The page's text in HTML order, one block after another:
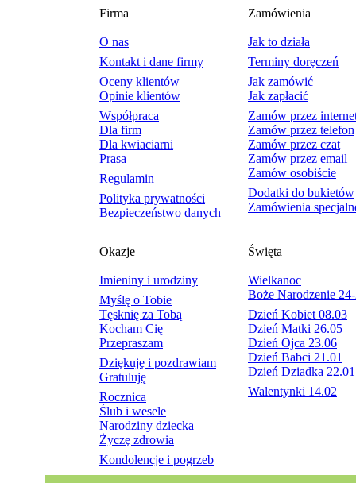
Firma
O nas
Kontakt i dane firmy
Oceny klientów
Opinie klientów
Współpraca
Dla firm
Dla kwiaciarni
Prasa
Regulamin
Polityka prywatności
Bezpieczeństwo danych
Zamówienia
Jak to działa
Terminy doręczeń
Jak zamówić
Jak zapłacić
Zamów przez
Zamów przez telefon
Zamów przez czat
Zamów przez email
Zamów osobiście
Dodatki do bukietów
Zamówienia
Okazje
Imieniny i urodziny
Myślę o Tobie
Tęsknię za Tobą
Kocham Cię
Przepraszam
Dziękuję i pozdrawiam
Gratuluję
Rocznica
Ślub i wesele
Narodziny dziecka
Życzę zdrowia
Kondolencje i pogrzeb
Święta
Wielkanoc
Boże Narodzenie
Dzień Kobiet 08.03
Dzień Matki 26.05
Dzień Ojca 23.06
Dzień Babci 21.01
Dzień Dziadka 22.01
Walentynki 14.02